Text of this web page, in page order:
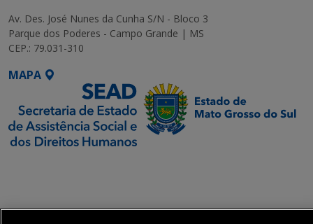
Av. Des. José Nunes da Cunha S/N - Bloco 3
Parque dos Poderes - Campo Grande | MS
CEP.: 79.031-310
MAPA